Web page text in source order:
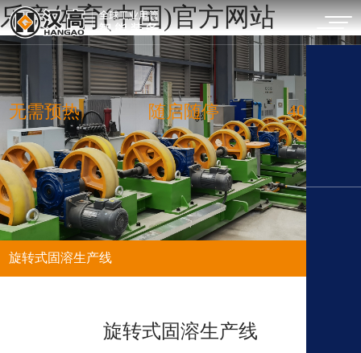
乐竞体育(中国)官方网站
无需预热 随启随停 40
旋转式固溶生产线
旋转式固溶生产线